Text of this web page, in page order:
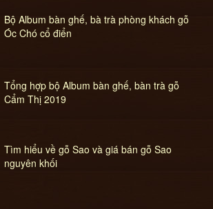
Bộ Album bàn ghế, bà trà phòng khách gỗ
Óc Chó cổ điển
Tổng hợp bộ Album bàn ghế, bàn trà gỗ
Cẩm Thị 2019
Tìm hiểu về gỗ Sao và giá bán gỗ Sao
nguyên khối